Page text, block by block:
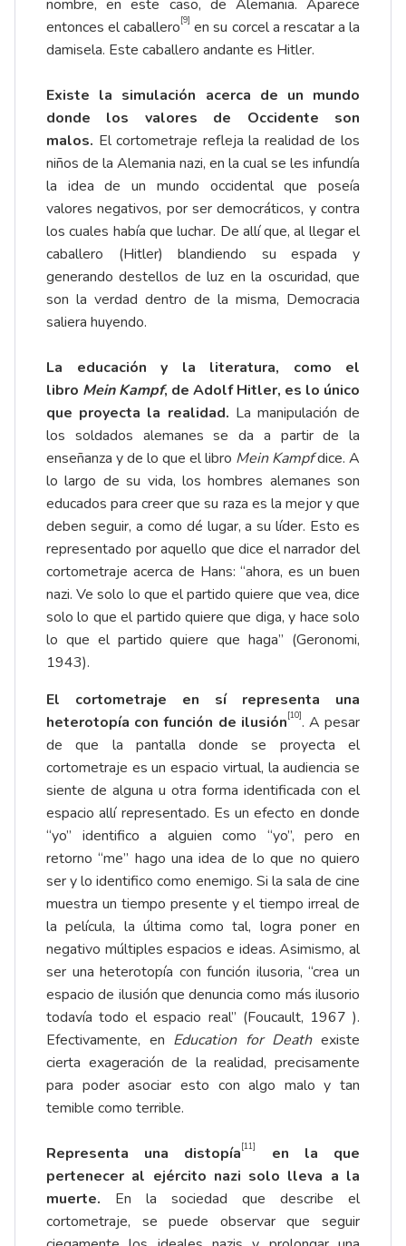
nombre, en este caso, de Alemania. Aparece
entonces el caballero[9] en su corcel a rescatar a la
damisela. Este caballero andante es Hitler.
Existe la simulación acerca de un mundo
donde los valores de Occidente son
malos. El cortometraje refleja la realidad de los
niños de la Alemania nazi, en la cual se les infundía
la idea de un mundo occidental que poseía
valores negativos, por ser democráticos, y contra
los cuales había que luchar. De allí que, al llegar el
caballero (Hitler) blandiendo su espada y
generando destellos de luz en la oscuridad, que
son la verdad dentro de la misma, Democracia
saliera huyendo.
La educación y la literatura, como el
libro Mein Kampf, de Adolf Hitler, es lo único
que proyecta la realidad. La manipulación de
los soldados alemanes se da a partir de la
enseñanza y de lo que el libro Mein Kampfdice. A
lo largo de su vida, los hombres alemanes son
educados para creer que su raza es la mejor y que
deben seguir, a como dé lugar, a su líder. Esto es
representado por aquello que dice el narrador del
cortometraje acerca de Hans: “ahora, es un buen
nazi. Ve solo lo que el partido quiere que vea, dice
solo lo que el partido quiere que diga, y hace solo
lo que el partido quiere que haga” (Geronomi,
1943).
El cortometraje en sí representa una
heterotopía con función de ilusión[10]. A pesar
de que la pantalla donde se proyecta el
cortometraje es un espacio virtual, la audiencia se
siente de alguna u otra forma identificada con el
espacio allí representado. Es un efecto en donde
“yo” identifico a alguien como “yo”, pero en
retorno “me” hago una idea de lo que no quiero
ser y lo identifico como enemigo. Si la sala de cine
muestra un tiempo presente y el tiempo irreal de
la película, la última como tal, logra poner en
negativo múltiples espacios e ideas. Asimismo, al
ser una heterotopía con función ilusoria, “crea un
espacio de ilusión que denuncia como más ilusorio
todavía todo el espacio real” (Foucault, 1967 ).
Efectivamente, en Education for Deathexiste
cierta exageración de la realidad, precisamente
para poder asociar esto con algo malo y tan
temible como terrible.
Representa una distopía[11]
en la que
pertenecer al ejército nazi solo lleva a la
muerte. En la sociedad que describe el
cortometraje, se puede observar que seguir